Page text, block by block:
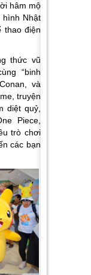
hâm mộ
Nhật
thao điện
thức vũ
“binh
và
truyện
diệt quỷ,
Piece,
trò chơi
các bạn